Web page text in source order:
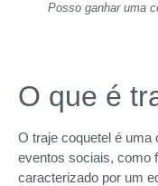
Posso ganhar uma
O que é
O traje coquetel é uma
eventos sociais, como
caracterizado por um